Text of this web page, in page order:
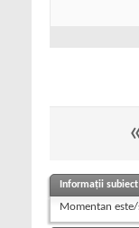
Informații subiect
Momentan